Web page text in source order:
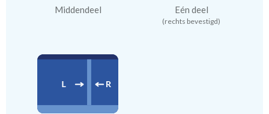
Middendeel Eén deel
(rechts bevestigd)